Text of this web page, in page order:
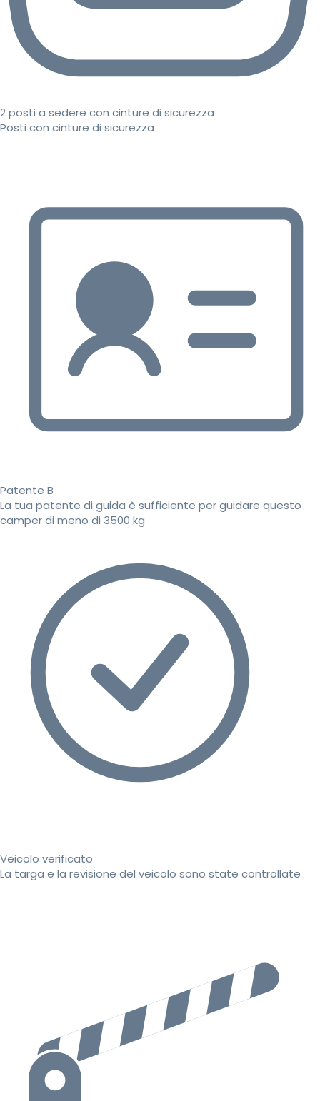
2 posti a sedere con cinture di sicurezza
Posti con cinture di sicurezza
Patente B
La tua patente di guida è sufficiente per guidare questo
camper di meno di 3500 kg
Veicolo verificato
La targa e la revisione del veicolo sono state controllate